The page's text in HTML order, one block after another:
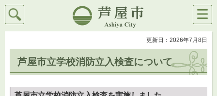
芦屋市
検索
メニ
ュー
更新日：2026年7月8日
芦屋市立学校消防立入検査について